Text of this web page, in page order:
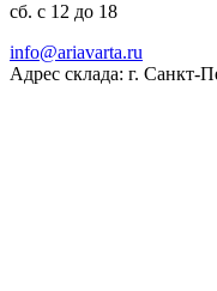
сб. с 12 до 18
ur.atravaira@ofni
Адрес склада: г. Санкт-